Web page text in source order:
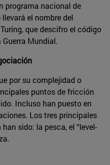
programa nacional de
el nombre del
que descifro el código
Mundial.
por su complejidad o
puntos de fricción
Incluso han puesto en
Los tres principales
sido: la pesca, el “level-